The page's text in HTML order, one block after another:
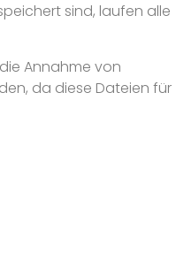
sind, laufen alle
Annahme von
da diese Dateien für